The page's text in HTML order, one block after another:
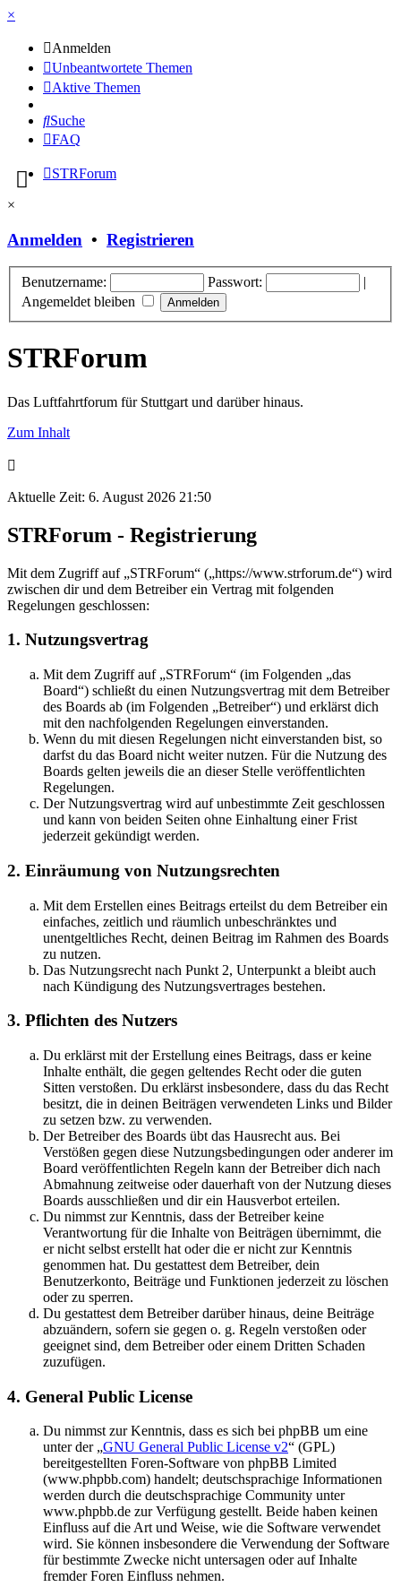
×
Anmelden
Unbeantwortete Themen
Aktive Themen
Suche
FAQ
STRForum
×
Anmelden • Registrieren
Benutzername: Passwort:
|
Angemeldet bleiben
STRForum
Das Luftfahrtforum für Stuttgart und darüber hinaus.
Zum Inhalt
Aktuelle Zeit: 6. August 2026 21:50
STRForum - Registrierung
Mit dem Zugriff auf „STRForum“ („https://www.strforum.de“) wird
zwischen dir und dem Betreiber ein Vertrag mit folgenden
Regelungen geschlossen:
1. Nutzungsvertrag
Mit dem Zugriff auf „STRForum“ (im Folgenden „das
Board“) schließt du einen Nutzungsvertrag mit dem Betreiber
des Boards ab (im Folgenden „Betreiber“) und erklärst dich
mit den nachfolgenden Regelungen einverstanden.
Wenn du mit diesen Regelungen nicht einverstanden bist, so
darfst du das Board nicht weiter nutzen. Für die Nutzung des
Boards gelten jeweils die an dieser Stelle veröffentlichten
Regelungen.
Der Nutzungsvertrag wird auf unbestimmte Zeit geschlossen
und kann von beiden Seiten ohne Einhaltung einer Frist
jederzeit gekündigt werden.
2. Einräumung von Nutzungsrechten
Mit dem Erstellen eines Beitrags erteilst du dem Betreiber ein
einfaches, zeitlich und räumlich unbeschränktes und
unentgeltliches Recht, deinen Beitrag im Rahmen des Boards
zu nutzen.
Das Nutzungsrecht nach Punkt 2, Unterpunkt a bleibt auch
nach Kündigung des Nutzungsvertrages bestehen.
3. Pflichten des Nutzers
Du erklärst mit der Erstellung eines Beitrags, dass er keine
Inhalte enthält, die gegen geltendes Recht oder die guten
Sitten verstoßen. Du erklärst insbesondere, dass du das Recht
besitzt, die in deinen Beiträgen verwendeten Links und Bilder
zu setzen bzw. zu verwenden.
Der Betreiber des Boards übt das Hausrecht aus. Bei
Verstößen gegen diese Nutzungsbedingungen oder anderer im
Board veröffentlichten Regeln kann der Betreiber dich nach
Abmahnung zeitweise oder dauerhaft von der Nutzung dieses
Boards ausschließen und dir ein Hausverbot erteilen.
Du nimmst zur Kenntnis, dass der Betreiber keine
Verantwortung für die Inhalte von Beiträgen übernimmt, die
er nicht selbst erstellt hat oder die er nicht zur Kenntnis
genommen hat. Du gestattest dem Betreiber, dein
Benutzerkonto, Beiträge und Funktionen jederzeit zu löschen
oder zu sperren.
Du gestattest dem Betreiber darüber hinaus, deine Beiträge
abzuändern, sofern sie gegen o. g. Regeln verstoßen oder
geeignet sind, dem Betreiber oder einem Dritten Schaden
zuzufügen.
4. General Public License
Du nimmst zur Kenntnis, dass es sich bei phpBB um eine
unter der „GNU General Public License v2“ (GPL)
bereitgestellten Foren-Software von phpBB Limited
(www.phpbb.com) handelt; deutschsprachige Informationen
werden durch die deutschsprachige Community unter
www.phpbb.de zur Verfügung gestellt. Beide haben keinen
Einfluss auf die Art und Weise, wie die Software verwendet
wird. Sie können insbesondere die Verwendung der Software
für bestimmte Zwecke nicht untersagen oder auf Inhalte
fremder Foren Einfluss nehmen.